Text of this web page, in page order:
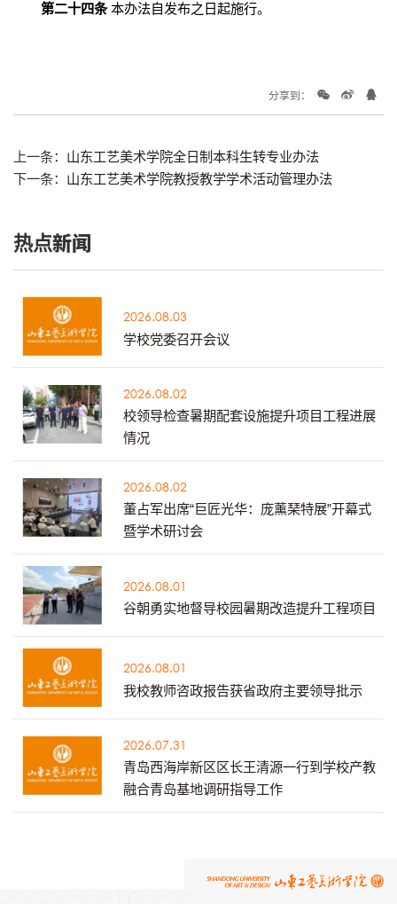
第二十四条本办法自发布之日起施行。
分享到：
上一条： 山东工艺美术学院全日制本科生转专业办法
下一条： 山东工艺美术学院教授教学学术活动管理办法
热点新闻
2026.08.03
学校党委召开会议
2026.08.02
校领导检查暑期配套设施提升项目工程进展
情况
2026.08.02
董占军出席“巨匠光华：庞薰琹特展”开幕式
暨学术研讨会
2026.08.01
谷朝勇实地督导校园暑期改造提升工程项目
2026.08.01
我校教师咨政报告获省政府主要领导批示
2026.07.31
青岛西海岸新区区长王清源一行到学校产教
融合青岛基地调研指导工作